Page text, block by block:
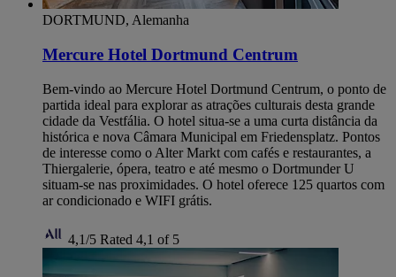
DORTMUND, Alemanha
Mercure Hotel Dortmund Centrum
Bem-vindo ao Mercure Hotel Dortmund Centrum, o ponto de
partida ideal para explorar as atrações culturais desta grande
cidade da Vestfália. O hotel situa-se a uma curta distância da
histórica e nova Câmara Municipal em Friedensplatz. Pontos
de interesse como o Alter Markt com cafés e restaurantes, a
Thiergalerie, ópera, teatro e até mesmo o Dortmunder U
situam-se nas proximidades. O hotel oferece 125 quartos com
ar condicionado e WIFI grátis.
4,1/5 Rated 4,1 of 5